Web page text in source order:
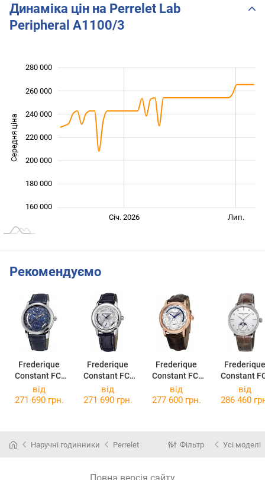
Динаміка цін на Perrelet Lab
Peripheral A1100/3
Середня ціна 160 000
160 000
180 000
200 000
220 000
240 000
260 000
280 000
Січ. 2026 Лип.
Рекомендуємо
Frederique
Constant FC-
718NWM4H6
Frederique
Constant FC-
718WM4H6
Frederique
Constant FC-
718WM4H4
Frederique
Constant
від
271 690 грн.
від
271 690 грн.
від
277 600 грн.
від
286 460
Наручні годинники Perrelet Фільтр Усі моделі